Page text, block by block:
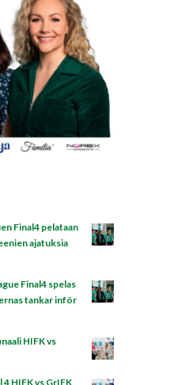
Final4 pelataan
ajatuksia
Final4 spelas
tankar inför
HIFK vs
HIFK vs GrIFK